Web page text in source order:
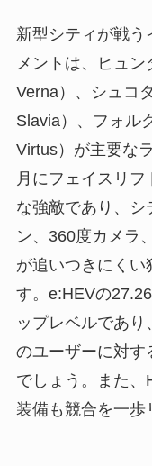
新型シティが戦
メントは、ヒュ
Verna）、シュコ
Slavia）、フォル
Virtus）が主要な
月にフェイスリ
な強敵であり、シ
ン、360度カメラ
が追いつきにくい
す。e:HEVの
ップレベルであ
のユーザーに対す
でしょう。また、
装備も競合を一歩